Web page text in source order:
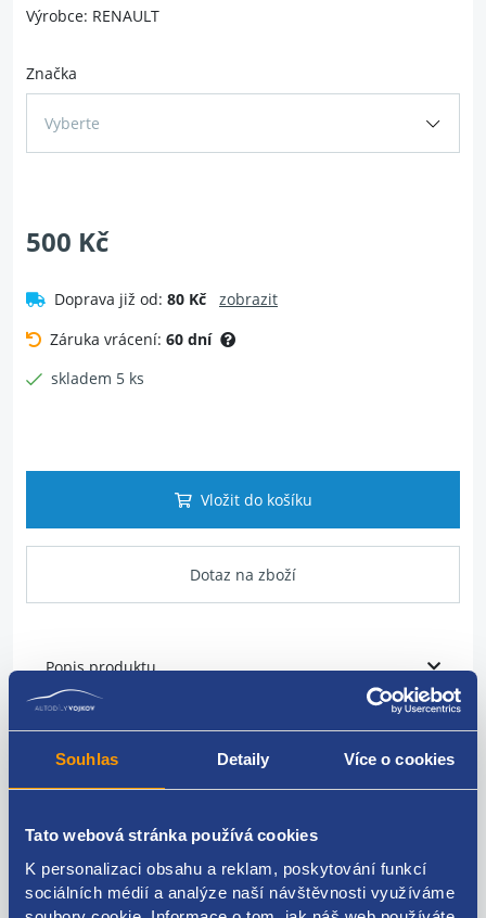
Souhlas Detaily Více o cookies
Tato webová stránka používá cookies
K personalizaci obsahu a reklam, poskytování funkcí
sociálních médií a analýze naší návštěvnosti využíváme
Výrobce: RENAULT
Značka
Vyberte
500 Kč
Doprava již od: 80 Kč
zobrazit
Záruka vrácení: 60 dní
skladem 5 ks
Vložit do košíku
Dotaz na zboží
Popis produktu
vstřikovací lišta paliva